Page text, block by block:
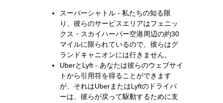
スーパーシャトル - 私たちの知る限
り、彼らのサービスエリアはフェニッ
クス・スカイハーバー空港周辺の約30
マイルに限られているので、彼らはグ
ランドキャニオンには行きません。
UberとLyft - あなたは彼らのウェブサイ
トから引用符を得ることができます
が、それはUberまたはLyftのドライバ
ーは、彼らが戻って駆動するために支